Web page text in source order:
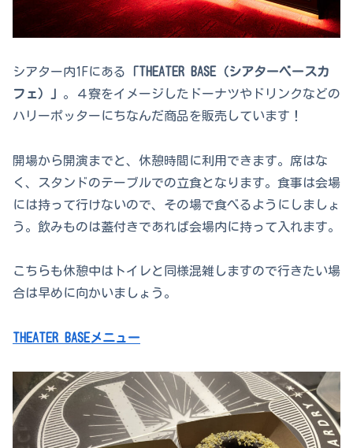
シアター内1Fにある
「THEATER BASE（シアターベースカ
フェ）」 。４寮をイメージしたドーナツやドリンクなどの
ハリーポッターにちなんだ商品を販売しています！
開場から開演までと、休憩時間に利用できます。席はな
く、スタンドのテーブルでの立食となります。食事は会場
には持って行けないので、その場で食べるようにしましょ
う。飲みものは蓋付きであれば会場内に持って入れます。
こちらも休憩中はトイレと同様混雑しますので行きたい場
合は早めに向かいましょう。
THEATER BASEメニュー